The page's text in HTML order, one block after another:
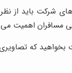
شرکت باید از
مسافران اهمیت
بخواهید که